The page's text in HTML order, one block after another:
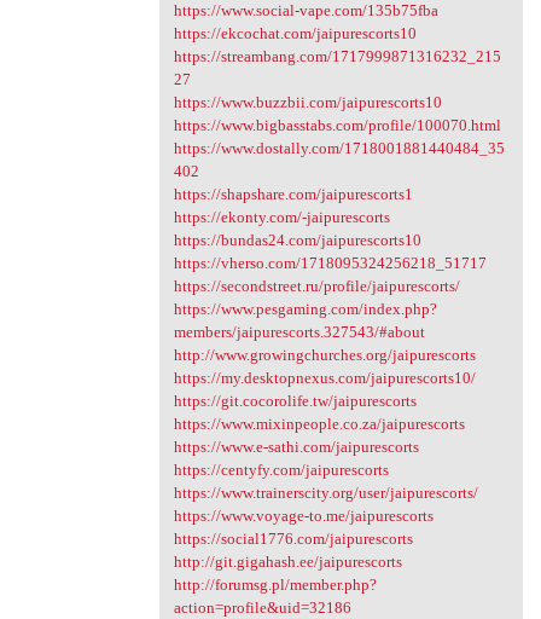
https://www.social-vape.com/135b75fba
https://ekcochat.com/jaipurescorts10
https://streambang.com/1717999871316232_215
27
https://www.buzzbii.com/jaipurescorts10
https://www.bigbasstabs.com/profile/100070.html
https://www.dostally.com/1718001881440484_35
402
https://shapshare.com/jaipurescorts1
https://ekonty.com/-jaipurescorts
https://bundas24.com/jaipurescorts10
https://vherso.com/1718095324256218_51717
https://secondstreet.ru/profile/jaipurescorts/
https://www.pesgaming.com/index.php?
members/jaipurescorts.327543/#about
http://www.growingchurches.org/jaipurescorts
https://my.desktopnexus.com/jaipurescorts10/
https://git.cocorolife.tw/jaipurescorts
https://www.mixinpeople.co.za/jaipurescorts
https://www.e-sathi.com/jaipurescorts
https://centyfy.com/jaipurescorts
https://www.trainerscity.org/user/jaipurescorts/
https://www.voyage-to.me/jaipurescorts
https://social1776.com/jaipurescorts
http://git.gigahash.ee/jaipurescorts
http://forumsg.pl/member.php?
action=profile&uid=32186